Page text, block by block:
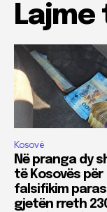
Kosovë
Në pranga dy
të Kosovës për
falsifikim
gjetën rreth